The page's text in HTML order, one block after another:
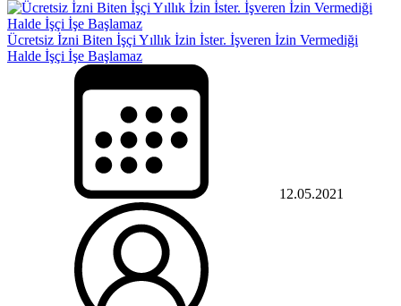
Ücretsiz İzni Biten İşçi Yıllık İzin İster. İşveren İzin Vermediği
Halde İşçi İşe Başlamaz
12.05.2021